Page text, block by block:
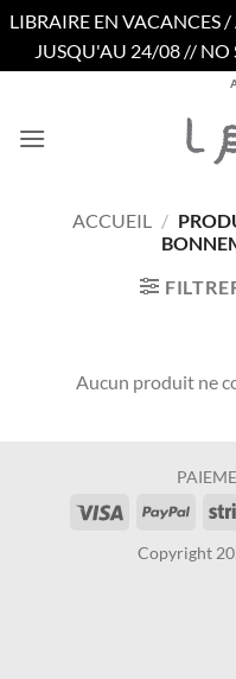
LIBRAIRE EN VACANCES
JUSQU'AU 24/08 //
contenu
ACCUEIL /
Aucun produit ne
Visa
Copyright